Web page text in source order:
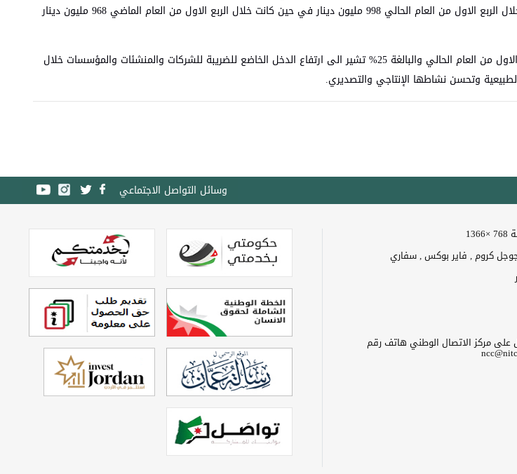
الماضي 2021 ما مقداره 277 مليون دينار أي بنسبة نمو 25%. وبلغت تحصيلات ضريبة المبيعات خلال الربع الاول من العام الحالي 998 مليون دينار في حين كانت خلال الربع الاول من العام الماضي 968 مليون دينار
واشار مدير عام دائرة ضريبة الدخل والمبيعات الى ان نسبة الزيادة في ضريبة الدخل خلال الربع الاول من العام الحالي والبالغة 25% تشير الى ارتفاع الدخل الخاضع للضريبة للشركات والمنشئات والمؤسسات خلال
وسائل التواصل الاجتماعي
على مركز الاتصال الوطني هاتف رقم